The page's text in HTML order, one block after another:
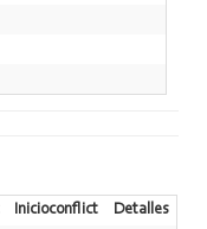
Inicioconflict
Detalles